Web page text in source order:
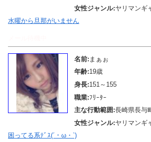
女性ジャンル:ヤリマンギ
水曜から旦那がいません
名前: まぁぉ
年齢:19歳
身長:151～155
職業:ﾌﾘｰﾀｰ
主な行動範囲:長崎県長与
女性ジャンル:ヤリマンギ
困ってる系ﾃﾞｽ(´・ω・`)